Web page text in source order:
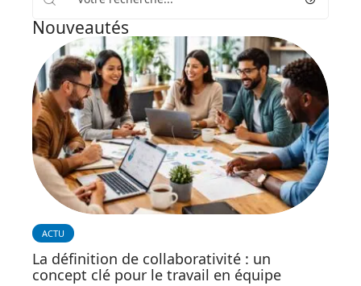
Nouveautés
ACTU
La définition de collaborativité : un
concept clé pour le travail en équipe